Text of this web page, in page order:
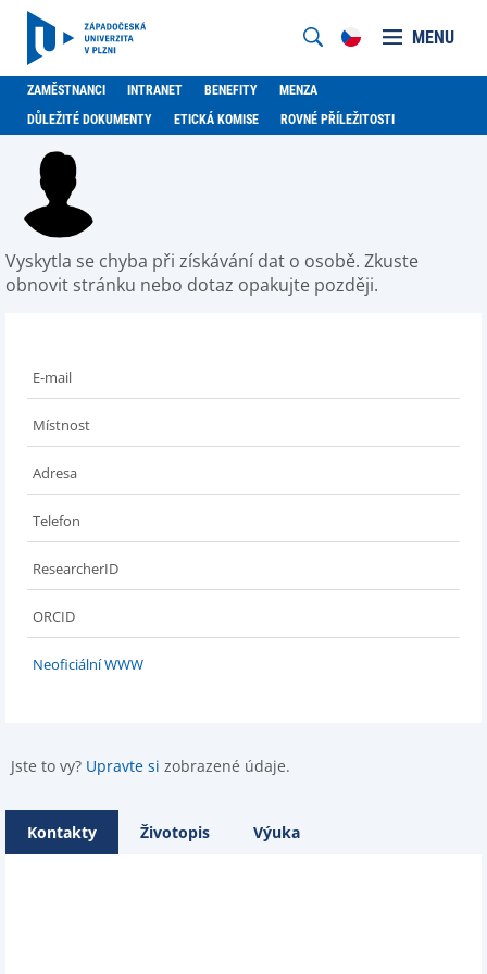
MENU
ZAMĚSTNANCI INTRANET BENEFITY
MENZA
DŮLEŽITÉ DOKUMENTY
ETICKÁ KOMISE ROVNÉ PŘÍLEŽITOSTI
Vyskytla se chyba při získávání dat o osobě. Zkuste
obnovit stránku nebo dotaz opakujte později.
E-mail
Místnost
Adresa
Telefon
ResearcherID
ORCID
Neoficiální WWW
Jste to vy? Upravte si zobrazené údaje.
Kontakty Životopis Výuka